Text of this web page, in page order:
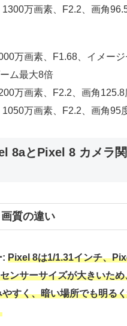
万画素、F2.2、画角
万画素、F1.68、イメー
ム最大8倍
万画素、F2.2、画角125.8
万画素、F2.2、画角95
8aとPixel 8 カメラ
質の違い
: Pixel 8は1/1.31インチ、
ンサーサイズが大きいた
すく、暗い場所でも明る